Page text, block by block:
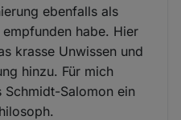
ebenfalls als
habe. Hier
krasse Unwissen und
hinzu. Für mich
Salomon ein